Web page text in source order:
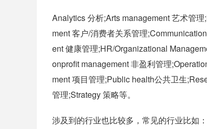
Analytics 分析;Arts management 艺术管
ment 客户/消费者关系管理
ent 健康管理;HR/Organizational
onprofit management 非盈利管理
ment 项目管理;Public health公共卫生
管理;Strategy 策略等。
涉及到的行业也比较多，常见的行业比如：